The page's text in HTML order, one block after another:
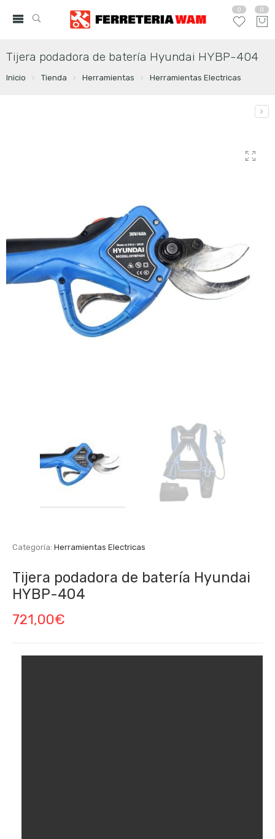
0 0
Tijera podadora de batería Hyundai HYBP-404
Inicio Tienda Herramientas Herramientas Electricas
Categoría: Herramientas Electricas
Tijera podadora de batería Hyundai
HYBP-404
721,00€